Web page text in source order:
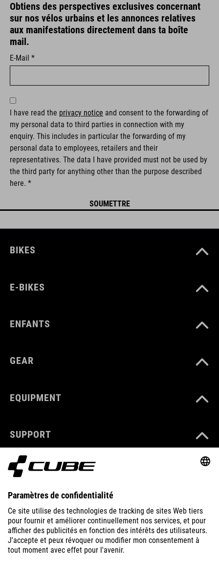
Obtiens des perspectives exclusives concernant
sur nos vélos urbains et les annonces relatives
aux manifestations directement dans ta boîte
mail.
E-Mail *
I have read the privacy notice and consent to the forwarding of
my personal data to third parties in connection with my
enquiry. This includes in particular the forwarding of my
personal data to employees, retailers and their
representatives. The data I have provided must not be used by
the third party for anything other than the purpose described
here. *
BIKES
E-BIKES
ENFANTS
GEAR
EQUIPMENT
SUPPORT
ABOUT US
EXPLORE